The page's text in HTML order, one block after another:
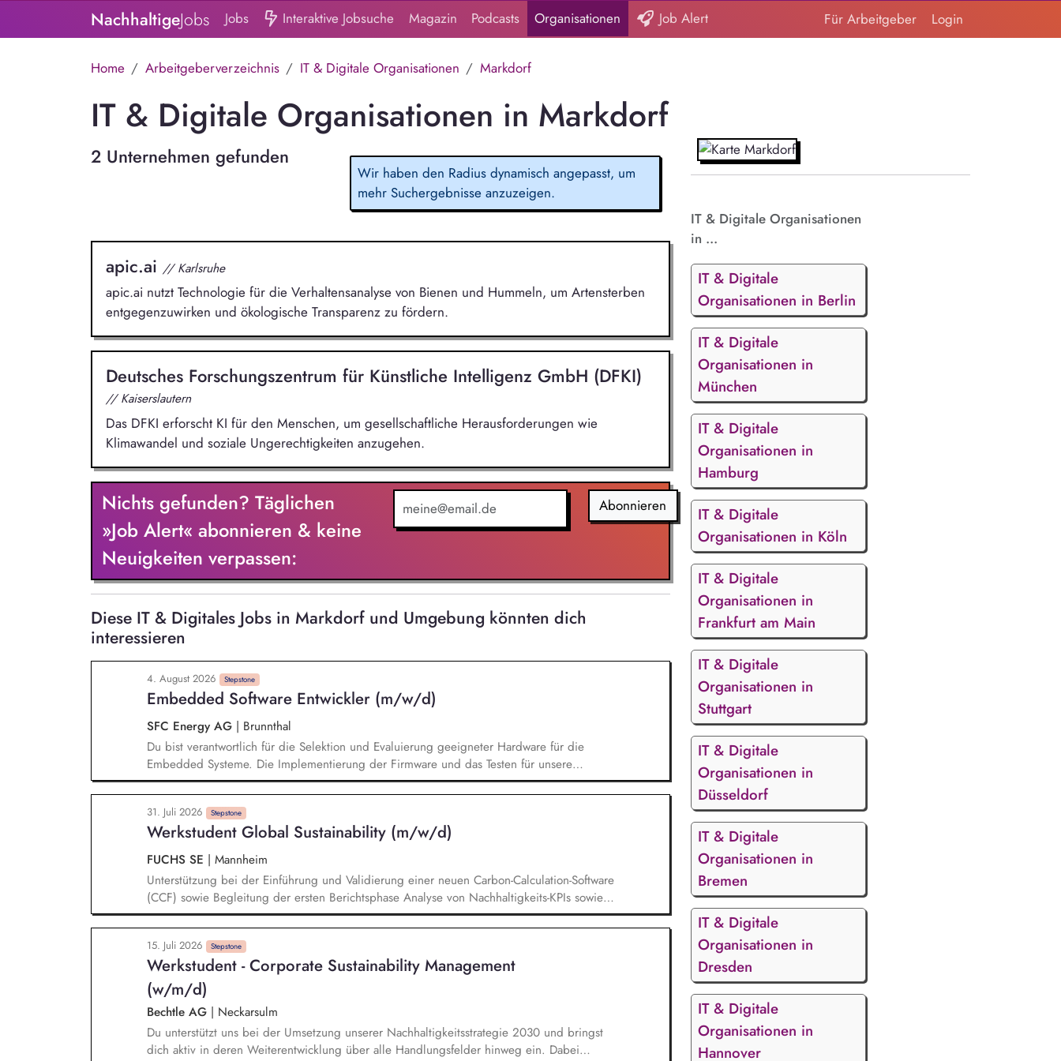
NachhaltigeJobs Jobs Interaktive Jobsuche Magazin Podcasts Organisationen Job Alert Für Arbeitgeber Login
Home Arbeitgeberverzeichnis IT & Digitale Organisationen Markdorf
IT & Digitale Organisationen in Markdorf
2 Unternehmen gefunden
Wir haben den Radius dynamisch angepasst, um
mehr Suchergebnisse anzuzeigen.
apic.ai // Karlsruhe
apic.ai nutzt Technologie für die Verhaltensanalyse von Bienen und Hummeln, um Artensterben
entgegenzuwirken und ökologische Transparenz zu fördern.
Deutsches Forschungszentrum für Künstliche Intelligenz GmbH (DFKI)
// Kaiserslautern
Das DFKI erforscht KI für den Menschen, um gesellschaftliche Herausforderungen wie
Klimawandel und soziale Ungerechtigkeiten anzugehen.
Nichts gefunden? Täglichen
»Job Alert« abonnieren & keine
Neuigkeiten verpassen:
Abonnieren
Diese IT & Digitales Jobs in Markdorf und Umgebung könnten dich
interessieren
4. August 2026 Stepstone
Embedded Software Entwickler (m/w/d)
SFC Energy AG | Brunnthal
Du bist verantwortlich für die Selektion und Evaluierung geeigneter Hardware für die
Embedded Systeme. Die Implementierung der Firmware und das Testen für unsere
Embedded Systeme bereitet Dir Spaß. Entwicklung und Test von Embedded Software in
C/C++. Du wartest und pflegst die Codebase von bestehenden Produkten. Du arbeitest
eng mit anderen Teams der Entwicklung zusammen, um eine optimale Umsetzung der
Projekte zu gewährleisten.
31. Juli 2026 Stepstone
Werkstudent Global Sustainability (m/w/d)
FUCHS SE | Mannheim
Unterstützung bei der Einführung und Validierung einer neuen Carbon-Calculation-Software
(CCF) sowie Begleitung der ersten Berichtsphase Analyse von Nachhaltigkeits-KPIs sowie
Durchführung von Fehler-, Plausibilitäts- und Gap-Analysen Bewertung externer
Nachhaltigkeitsstandards und Mitarbeit an der Weiterentwicklung des KPI-Katalogs
Optimierung von Dashboards und Reporting-Lösungen Unterstützung bei der Erstellung
des Geschäftsberichts 2026 mit Schwerpunkt auf der nichtfinanziellen Erklärung und dem
CSRD-Reporting
15. Juli 2026 Stepstone
Werkstudent - Corporate Sustainability Management
(w/m/d)
Bechtle AG | Neckarsulm
Du unterstützt uns bei der Umsetzung unserer Nachhaltigkeitsstrategie 2030 und bringst
dich aktiv in deren Weiterentwicklung über alle Handlungsfelder hinweg ein. Dabei
IT & Digitale Organisationen
in ...
IT & Digitale
Organisationen in Berlin
IT & Digitale
Organisationen in
München
IT & Digitale
Organisationen in
Hamburg
IT & Digitale
Organisationen in Köln
IT & Digitale
Organisationen in
Frankfurt am Main
IT & Digitale
Organisationen in
Stuttgart
IT & Digitale
Organisationen in
Düsseldorf
IT & Digitale
Organisationen in
Bremen
IT & Digitale
Organisationen in
Dresden
IT & Digitale
Organisationen in
Hannover